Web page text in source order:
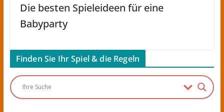
Die besten Spieleideen für eine
Babyparty
Finden Sie Ihr Spiel & die Regeln